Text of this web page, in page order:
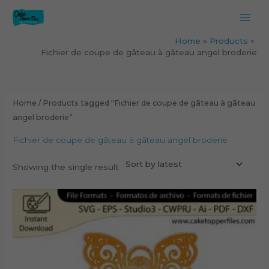
Home
Products
Fichier de coupe de gâteau à gâteau angel broderie
Home / Products tagged “Fichier de coupe de gâteau à gâteau
angel broderie”
Fichier de coupe de gâteau à gâteau angel broderie
Showing the single result